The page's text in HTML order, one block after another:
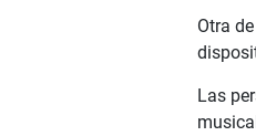
Otra
Las